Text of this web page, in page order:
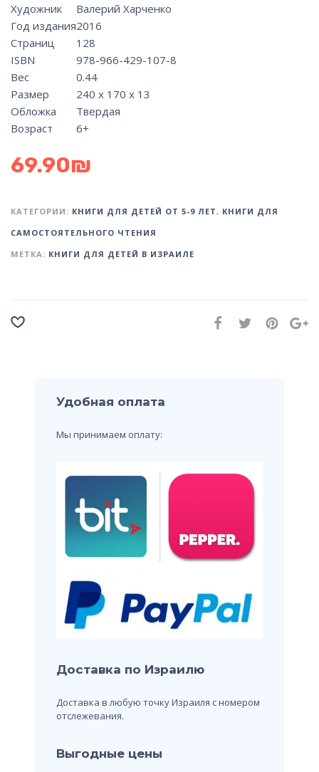
Художник
Валерий Харченко
Год издания2016
Страниц
128
ISBN
978-966-429-107-8
Вес
0.44
Размер
240 х 170 х 13
Обложка
Твердая
Возраст
6+
69.90₪
КАТЕГОРИИ: КНИГИ ДЛЯ ДЕТЕЙ ОТ 5-9 ЛЕТ , КНИГИ ДЛЯ
САМОСТОЯТЕЛЬНОГО ЧТЕНИЯ
МЕТКА: КНИГИ ДЛЯ ДЕТЕЙ В ИЗРАИЛЕ
Удобная оплата
Мы принимаем оплату:
Доставка по Израилю
Доставка в любую точку Израиля с номером
отслежевания.
Выгодные цены